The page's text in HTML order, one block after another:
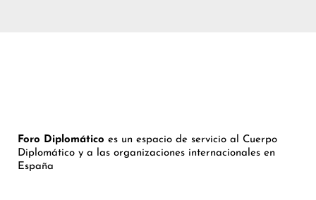
Foro Diplomático es un espacio de servicio al Cuerpo
Diplomático y a las organizaciones internacionales en
España